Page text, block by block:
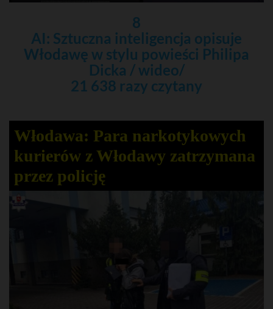
8
AI: Sztuczna inteligencja opisuje
Włodawę w stylu powieści Philipa
Dicka / wideo/
21 638 razy czytany
Włodawa: Para narkotykowych
kurierów z Włodawy zatrzymana
przez policję